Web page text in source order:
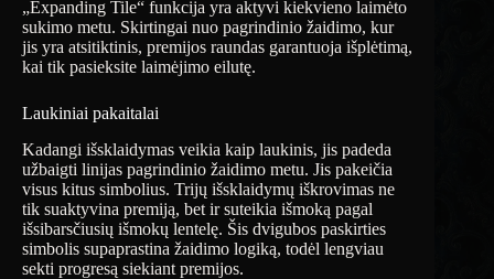
„Expanding Tile“ funkcija yra aktyvi kiekvieno laimėto
sukimo metu. Skirtingai nuo pagrindinio žaidimo, kur
jis yra atsitiktinis, premijos raundas garantuoja išplėtimą,
kai tik pasieksite laimėjimo eilutę.
Laukiniai pakaitalai
Kadangi išsklaidymas veikia kaip laukinis, jis padeda
užbaigti linijas pagrindinio žaidimo metu. Jis pakeičia
visus kitus simbolius. Trijų išsklaidymų iškrovimas ne
tik suaktyvina premiją, bet ir suteikia išmoką pagal
išsibarsčiusių išmokų lentelę. Šis dvigubos paskirties
simbolis supaprastina žaidimo logiką, todėl lengviau
sekti progresą siekiant premijos.